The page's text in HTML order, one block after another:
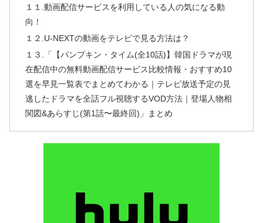
１１.動画配信サービスを利用している人の気になる動
向！
１２.U-NEXTの動画をテレビで見る方法は？
１３.「【パンプキン・タイム(全10話)】韓国ドラマが現
在配信中の無料動画配信サービス比較情報・おすすめ10
選を早見一覧表でまとめてわかる｜テレビ放送予定の見
逃したドラマを全話フル視聴するVOD方法｜登場人物相
関図&あらすじ(第1話〜最終回)」まとめ